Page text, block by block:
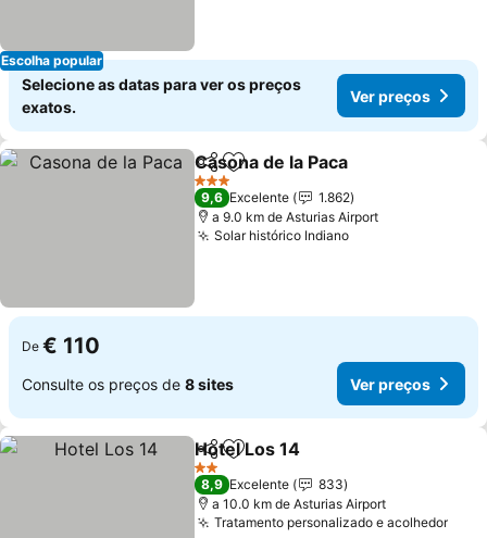
Escolha popular
Selecione as datas para ver os preços
exatos.
Ver preços
PartilharAdicionar aos favoritos
Casona de la Paca
3 Estrelas
9,6 Excelente
1.862
a 9.0 km de Asturias Airport
Solar histórico IndianoVer preços
De € 110
Consulte os preços de 8 sites Ver preços
PartilharAdicionar aos favoritos
Hotel Los 14
2 Estrelas
8,9 Excelente
833
a 10.0 km de Asturias Airport
Tratamento personalizado e acolhedorVer